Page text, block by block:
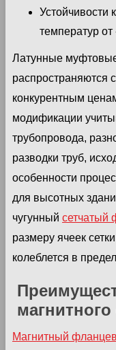
Устойчивости
температур от
Латунные
распространяются
конкурентным
модификации
трубопровода,
разводки труб,
особенности
для высотных
чугунный сетчатый
размеру ячеек
колеблется в
Магнитный